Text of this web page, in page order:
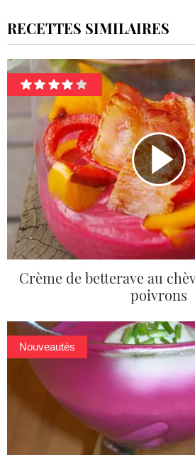
RECETTES SIMILAIRES
Crème de betterave au
poivrons
Nouveautés